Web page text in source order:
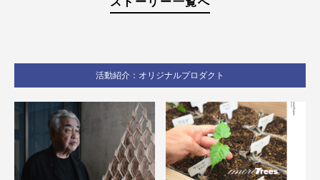
活動紹介：オリジナルプロダクト